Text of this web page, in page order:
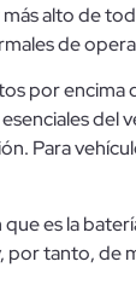
alto de
de
por encima
del
Para
es la
por tanto, de